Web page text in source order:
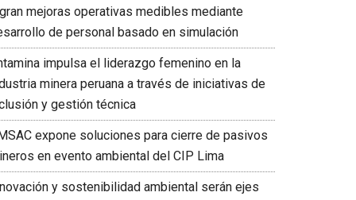
mejoras operativas medibles mediante
de personal basado en simulación
impulsa el liderazgo femenino en la
minera peruana a través de iniciativas de
y gestión técnica
expone soluciones para cierre de pasivos
en evento ambiental del CIP Lima
y sostenibilidad ambiental serán ejes